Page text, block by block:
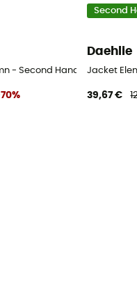
- Second Hand
Second
Daehlie
Jacket
39,67 €